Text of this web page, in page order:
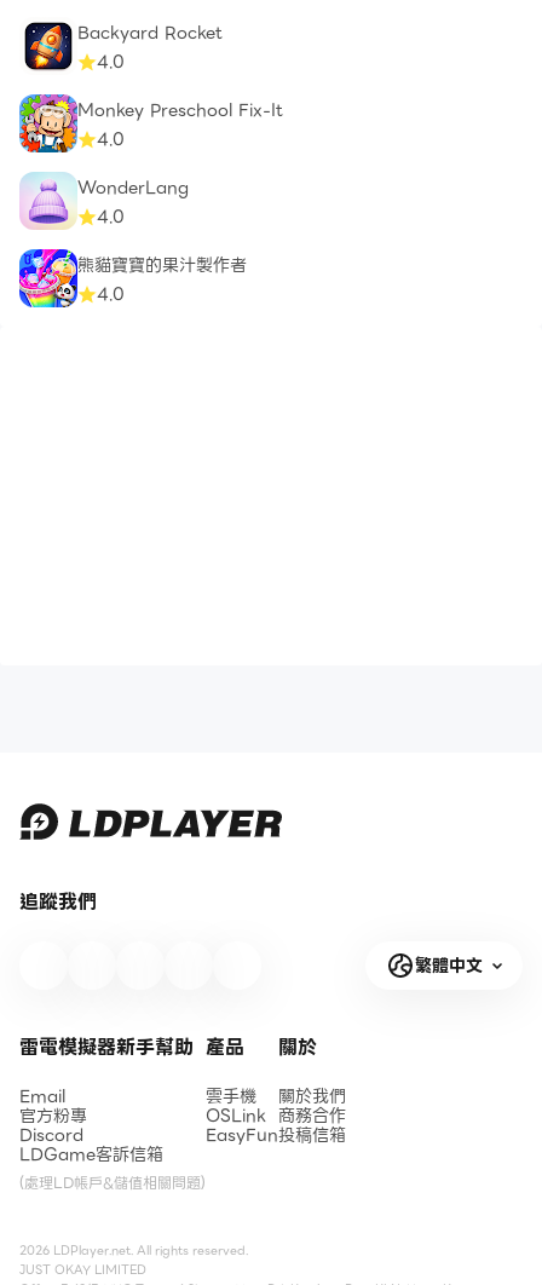
Backyard Rocket
4.0
Monkey Preschool Fix-It
4.0
WonderLang
4.0
熊貓寶寶的果汁製作者
4.0
追蹤我們
繁體中文
雷電模擬器新手幫助
Email
官方粉專
Discord
LDGame客訴信箱
(處理LD帳戶&儲值相關問題)
產品
雲手機
OSLink
EasyFun
關於
關於我們
商務合作
投稿信箱
2026 LDPlayer.net. All rights reserved.
JUST OKAY LIMITED